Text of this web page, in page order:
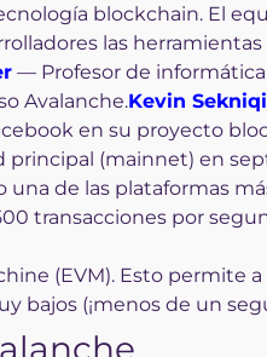
blockchain. El
las
— Profesor de
Avalanche.Kevin Sekniqi
en su proyecto
(mainnet) en
de las plataformas
transacciones por
(EVM). Esto permite
bajos (¡menos de un